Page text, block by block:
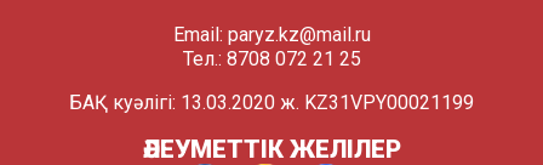
Email: paryz.kz@mail.ru
Тел.: 8708 072 21 25
БАҚ куәлігі: 13.03.2020 ж. KZ31VPY00021199
ӘЛЕУМЕТТІК ЖЕЛІЛЕР